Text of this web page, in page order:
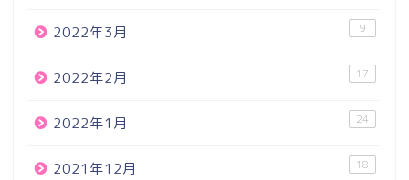
2022年3月 9
2022年2月 17
2022年1月 24
2021年12月 18